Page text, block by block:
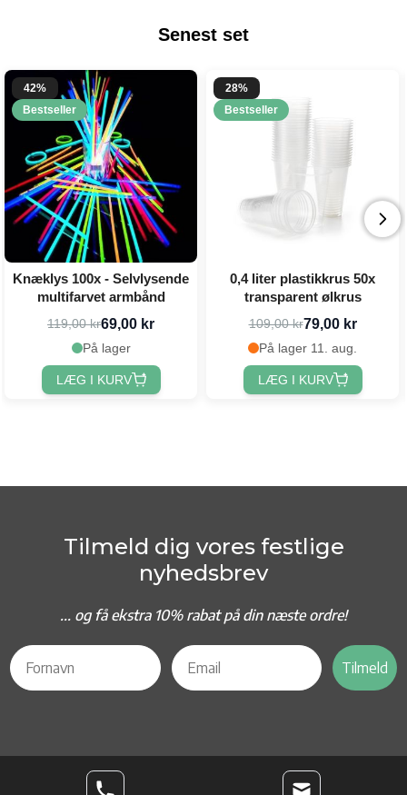
Senest set
42%
Bestseller
Knæklys 100x - Selvlysende
multifarvet armbånd
119,00 kr69,00 kr
På lager
LÆG I KURV
28%
Bestseller
0,4 liter plastikkrus 50x
transparent ølkrus
109,00 kr79,00 kr
På lager 11. aug.
LÆG I KURV
Tilmeld dig vores festlige
nyhedsbrev
... og få ekstra 10% rabat på din næste ordre!
Tilmeld